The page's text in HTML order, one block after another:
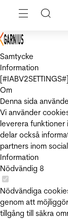
Samtycke
Information
[#IABV2SETTINGS#]
Om
Denna sida
Vi använder
leverera funktioner
delar också
partners inom
Information
Nödvändig 8
Nödvändiga
genom att
tillgång till säkra